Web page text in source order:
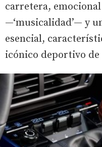
carretera,
—‘musicalidad’— y
esencial,
icónico deportivo